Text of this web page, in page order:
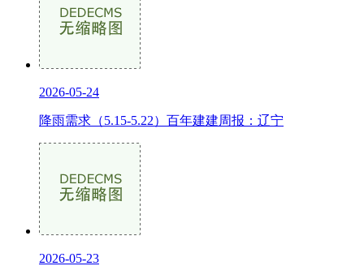
2026-05-24
降雨需求（5.15-5.22）百年建建周报：辽宁
2026-05-23